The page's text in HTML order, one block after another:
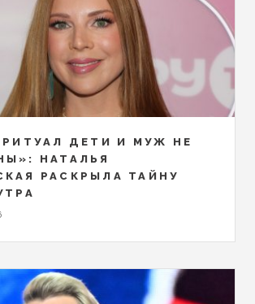
ДЕТИ И МУЖ НЕ
НАТАЛЬЯ
РАСКРЫЛА ТАЙНУ